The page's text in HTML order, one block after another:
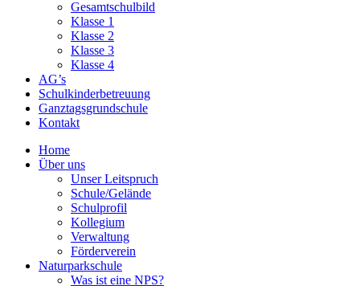
Gesamtschulbild
Klasse 1
Klasse 2
Klasse 3
Klasse 4
AG’s
Schulkinderbetreuung
Ganztagsgrundschule
Kontakt
Home
Über uns
Unser Leitspruch
Schule/Gelände
Schulprofil
Kollegium
Verwaltung
Förderverein
Naturparkschule
Was ist eine NPS?